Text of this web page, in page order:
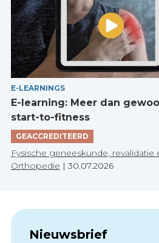
E-LEARNINGS
E-learning: Meer dan
start-to-fitness
GEACCREDITEERD
Fysische geneeskunde,
Orthopedie | 30.07.2026
Nieuwsbrief